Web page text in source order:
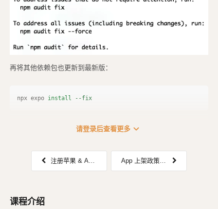
再将其他依赖包也更新到最新版：
npx expo install --fix
请登录后查看更多 expand_more
注册苹果 & Android 开发者账号 App 上架政策：获取 iOS、Andorid 的公钥和指纹信息
课程介绍